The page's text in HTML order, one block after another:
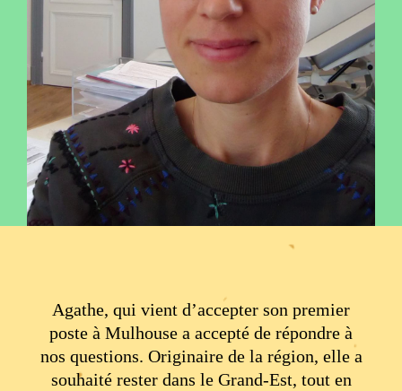
Agathe, qui vient d’accepter son premier
poste à Mulhouse a accepté de répondre à
nos questions. Originaire de la région, elle a
souhaité rester dans le Grand-Est, tout en